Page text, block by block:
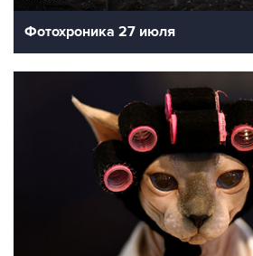
Фотохроника 27 июля